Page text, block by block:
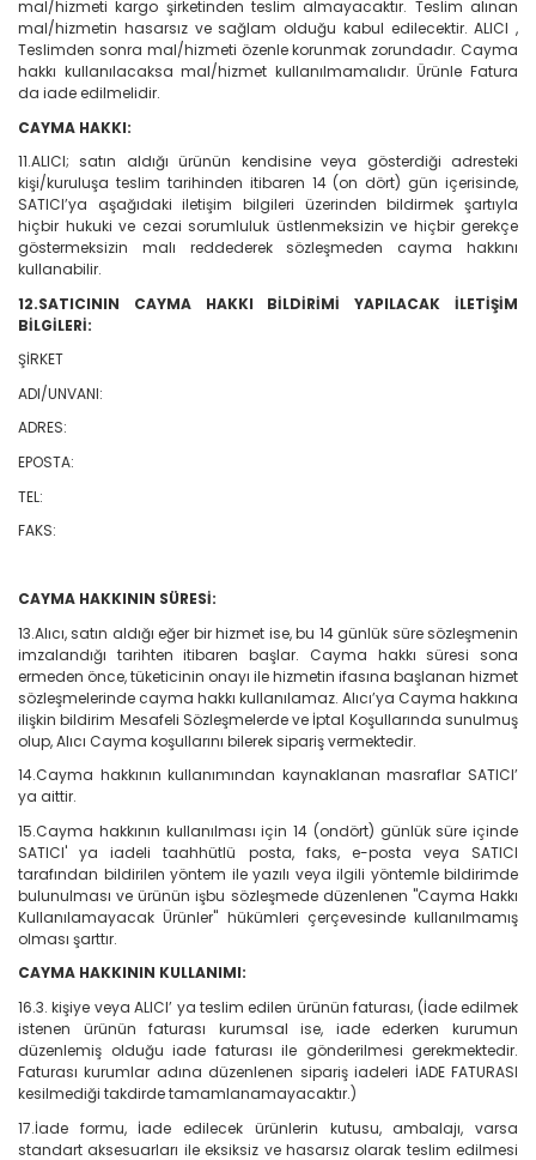
mal/hizmeti kargo şirketinden teslim almayacaktır. Teslim alınan
mal/hizmetin hasarsız ve sağlam olduğu kabul edilecektir. ALICI ,
Teslimden sonra mal/hizmeti özenle korunmak zorundadır. Cayma
hakkı kullanılacaksa mal/hizmet kullanılmamalıdır. Ürünle Fatura
da iade edilmelidir.
CAYMA HAKKI:
11.ALICI; satın aldığı ürünün kendisine veya gösterdiği adresteki
kişi/kuruluşa teslim tarihinden itibaren 14 (on dört) gün içerisinde,
SATICI’ya aşağıdaki iletişim bilgileri üzerinden bildirmek şartıyla
hiçbir hukuki ve cezai sorumluluk üstlenmeksizin ve hiçbir gerekçe
göstermeksizin malı reddederek sözleşmeden cayma hakkını
kullanabilir.
12.SATICININ CAYMA HAKKI BİLDİRİMİ YAPILACAK İLETİŞİM
BİLGİLERİ:
ŞİRKET
ADI/UNVANI:
ADRES:
EPOSTA:
TEL:
FAKS:
CAYMA HAKKININ SÜRESİ:
13.Alıcı, satın aldığı eğer bir hizmet ise, bu 14 günlük süre sözleşmenin
imzalandığı tarihten itibaren başlar. Cayma hakkı süresi sona
ermeden önce, tüketicinin onayı ile hizmetin ifasına başlanan hizmet
sözleşmelerinde cayma hakkı kullanılamaz. Alıcı’ya Cayma hakkına
ilişkin bildirim Mesafeli Sözleşmelerde ve İptal Koşullarında sunulmuş
olup, Alıcı Cayma koşullarını bilerek sipariş vermektedir.
14.Cayma hakkının kullanımından kaynaklanan masraflar SATICI’
ya aittir.
15.Cayma hakkının kullanılması için 14 (ondört) günlük süre içinde
SATICI' ya iadeli taahhütlü posta, faks, e-posta veya SATICI
tarafından bildirilen yöntem ile yazılı veya ilgili yöntemle bildirimde
bulunulması ve ürünün işbu sözleşmede düzenlenen "Cayma Hakkı
Kullanılamayacak Ürünler" hükümleri çerçevesinde kullanılmamış
olması şarttır.
CAYMA HAKKININ KULLANIMI:
16.3. kişiye veya ALICI’ ya teslim edilen ürünün faturası, (İade edilmek
istenen ürünün faturası kurumsal ise, iade ederken kurumun
düzenlemiş olduğu iade faturası ile gönderilmesi gerekmektedir.
Faturası kurumlar adına düzenlenen sipariş iadeleri İADE FATURASI
kesilmediği takdirde tamamlanamayacaktır.)
17.İade formu, İade edilecek ürünlerin kutusu, ambalajı, varsa
standart aksesuarları ile eksiksiz ve hasarsız olarak teslim edilmesi